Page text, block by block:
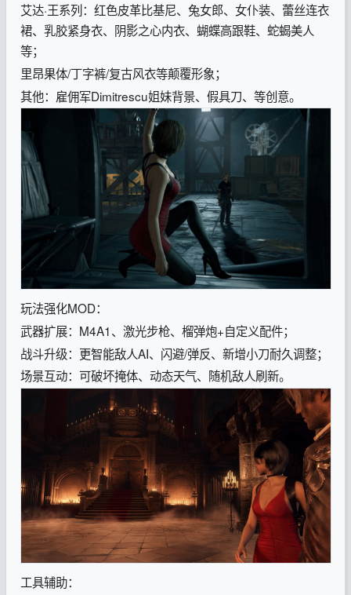
艾达·王系列：红色皮革比基尼、兔女郎、女仆装、蕾丝连衣
裙、乳胶紧身衣、阴影之心内衣、蝴蝶高跟鞋、蛇蝎美人
等；
里昂果体/丁字裤/复古风衣等颠覆形象；
其他：雇佣军Dimitrescu姐妹背景、假具刀、等创意。
玩法强化MOD：
武器扩展：M4A1、激光步枪、榴弹炮+自定义配件；
战斗升级：更智能敌人AI、闪避/弹反、新增小刀耐久调整；
场景互动：可破坏掩体、动态天气、随机敌人刷新。
工具辅助：